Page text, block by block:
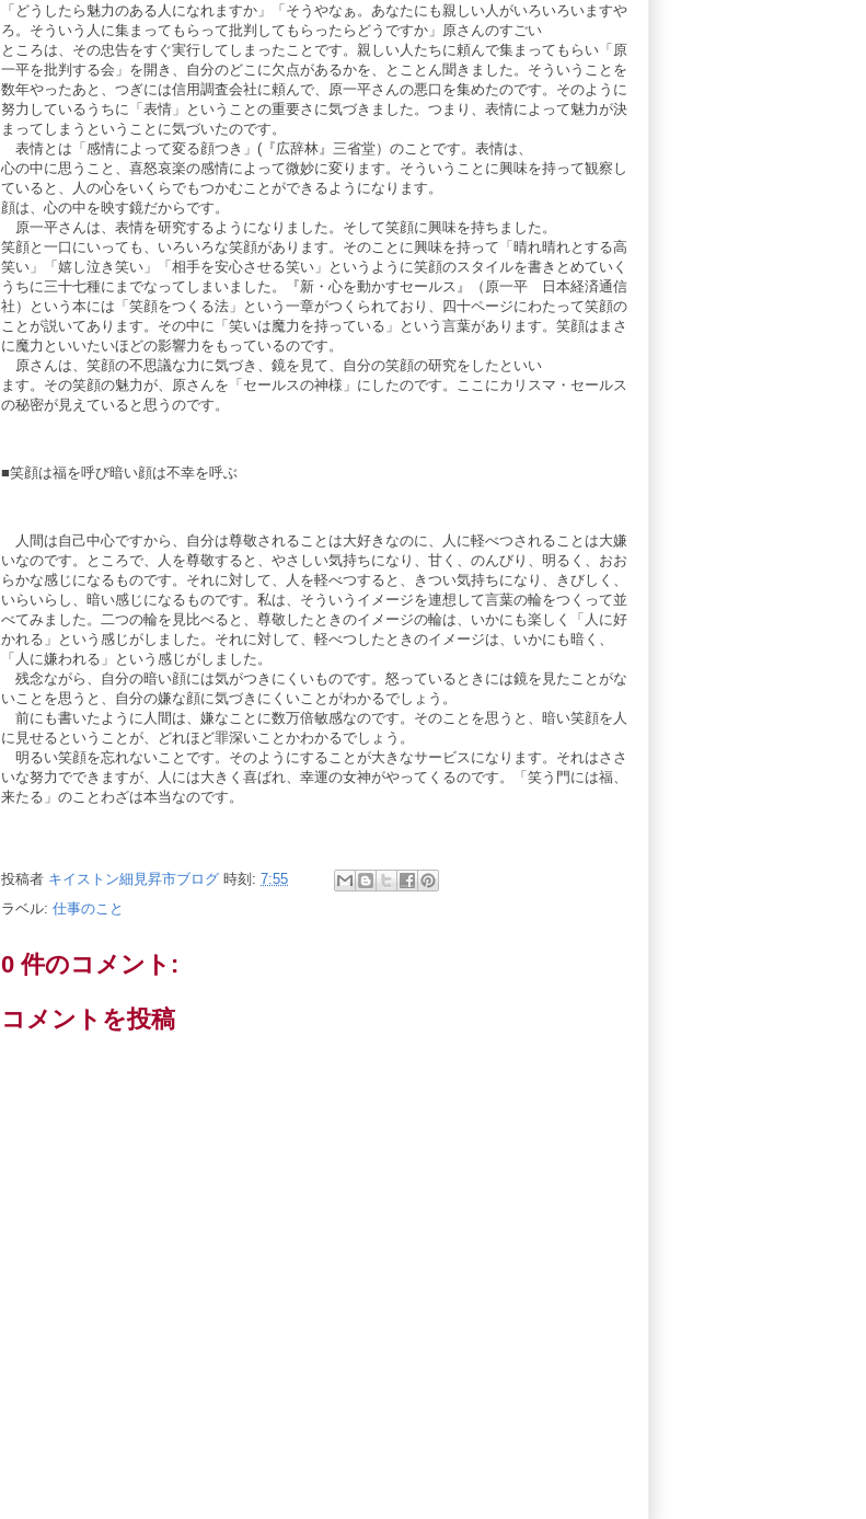
「どうしたら魅力のある人になれますか」「そうやなぁ。あなたにも親しい人がいろいろいますや
ろ。そういう人に集まってもらって批判してもらったらどうですか」原さんのすごい
ところは、その忠告をすぐ実行してしまったことです。親しい人たちに頼んで集まってもらい「原
一平を批判する会」を開き、自分のどこに欠点があるかを、とことん聞きました。そういうことを
数年やったあと、つぎには信用調査会社に頼んで、原一平さんの悪口を集めたのです。そのように
努力しているうちに「表情」ということの重要さに気づきました。つまり、表情によって魅力が決
まってしまうということに気づいたのです。
表情とは「感情によって変る顔つき」(『広辞林』三省堂）のことです。表情は、
心の中に思うこと、喜怒哀楽の感情によって微妙に変ります。そういうことに興味を持って観察し
ていると、人の心をいくらでもつかむことができるようになります。
顔は、心の中を映す鏡だからです。
原一平さんは、表情を研究するようになりました。そして笑顔に興味を持ちました。
笑顔と一口にいっても、いろいろな笑顔があります。そのことに興味を持って「晴れ晴れとする高
笑い」「嬉し泣き笑い」「相手を安心させる笑い」というように笑顔のスタイルを書きとめていく
うちに三十七種にまでなってしまいました。『新・心を動かすセールス』（原一平 日本経済通信
社）という本には「笑顔をつくる法」という一章がつくられており、四十ページにわたって笑顔の
ことが説いてあります。その中に「笑いは魔力を持っている」という言葉があります。笑顔はまさ
に魔力といいたいほどの影響力をもっているのです。
原さんは、笑顔の不思議な力に気づき、鏡を見て、自分の笑顔の研究をしたといい
ます。その笑顔の魅力が、原さんを「セールスの神様」にしたのです。ここにカリスマ・セールス
の秘密が見えていると思うのです。
■笑顔は福を呼び暗い顔は不幸を呼ぶ
人間は自己中心ですから、自分は尊敬されることは大好きなのに、人に軽べつされることは大嫌
いなのです。ところで、人を尊敬すると、やさしい気持ちになり、甘く、のんびり、明るく、おお
らかな感じになるものです。それに対して、人を軽べつすると、きつい気持ちになり、きびしく、
いらいらし、暗い感じになるものです。私は、そういうイメージを連想して言葉の輪をつくって並
べてみました。二つの輪を見比べると、尊敬したときのイメージの輪は、いかにも楽しく「人に好
かれる」という感じがしました。それに対して、軽べつしたときのイメージは、いかにも暗く、
「人に嫌われる」という感じがしました。
残念ながら、自分の暗い顔には気がつきにくいものです。怒っているときには鏡を見たことがな
いことを思うと、自分の嫌な顔に気づきにくいことがわかるでしょう。
前にも書いたように人間は、嫌なことに数万倍敏感なのです。そのことを思うと、暗い笑顔を人
に見せるということが、どれほど罪深いことかわかるでしょう。
明るい笑顔を忘れないことです。そのようにすることが大きなサービスになります。それはささ
いな努力でできますが、人には大きく喜ばれ、幸運の女神がやってくるのです。「笑う門には福、
来たる」のことわざは本当なのです。
投稿者 キイストン細見昇市ブログ 時刻: 7:55
ラベル: 仕事のこと
0 件のコメント:
コメントを投稿